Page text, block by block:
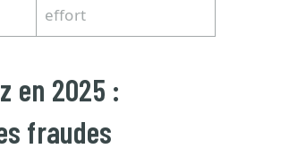
effort
en 2025 :
fraudes